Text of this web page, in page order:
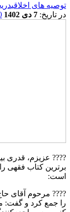
توصیه های اخلاقی
در تاریخ: 7 دی 1402
???? عزیزم، قدری
برترین کتاب فقهی
است:
???? مرحوم آقای
را جمع کرد و گفت: